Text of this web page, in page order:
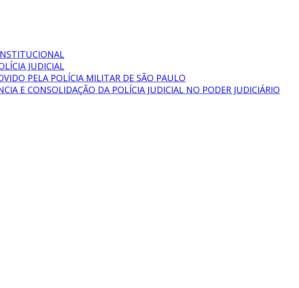
JUDICIAL
PELA POLÍCIA MILITAR DE SÃO PAULO
E CONSOLIDAÇÃO DA POLÍCIA JUDICIAL NO PODER JUDICIÁRIO